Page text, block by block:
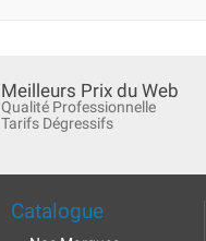
Meilleurs Prix du Web
Qualité Professionnelle
Tarifs Dégressifs
Catalogue